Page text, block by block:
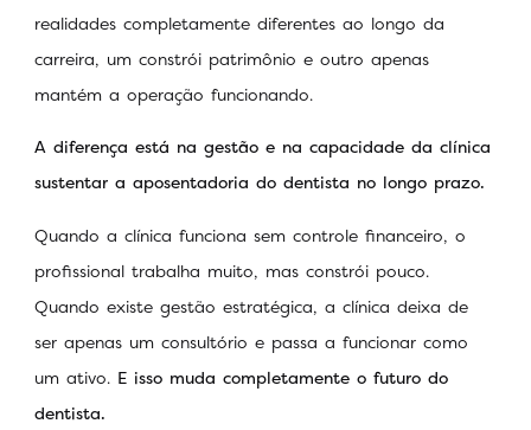
realidades completamente diferentes ao longo da
carreira, um constrói patrimônio e outro apenas
mantém a operação funcionando.
A diferença está na gestão e na capacidade da clínica
sustentar a aposentadoria do dentista no longo prazo.
Quando a clínica funciona sem controle financeiro, o
profissional trabalha muito, mas constrói pouco.
Quando existe gestão estratégica, a clínica deixa de
ser apenas um consultório e passa a funcionar como
um ativo. E isso muda completamente o futuro do
dentista.